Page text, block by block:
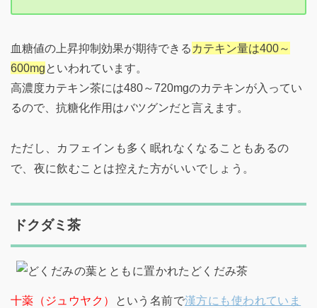
血糖値の上昇抑制効果が期待できる カテキン量は400～
600mgといわれています。
高濃度カテキン茶には480～720mgのカテキンが入ってい
るので、抗糖化作用はバツグンだと言えます。
ただし、カフェインも多く眠れなくなることもあるの
で、夜に飲むことは控えた方がいいでしょう。
ドクダミ茶
十薬（ジュウヤク） という名前で漢方にも使われていま